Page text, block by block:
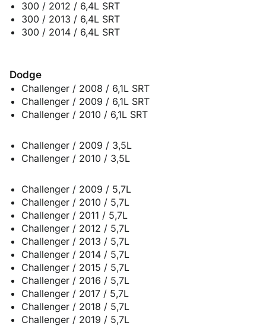
300 / 2012 / 6,4L SRT
300 / 2013 / 6,4L SRT
300 / 2014 / 6,4L SRT
Dodge
Challenger / 2008 / 6,1L SRT
Challenger / 2009 / 6,1L SRT
Challenger / 2010 / 6,1L SRT
Challenger / 2009 / 3,5L
Challenger / 2010 / 3,5L
Challenger / 2009 / 5,7L
Challenger / 2010 / 5,7L
Challenger / 2011 / 5,7L
Challenger / 2012 / 5,7L
Challenger / 2013 / 5,7L
Challenger / 2014 / 5,7L
Challenger / 2015 / 5,7L
Challenger / 2016 / 5,7L
Challenger / 2017 / 5,7L
Challenger / 2018 / 5,7L
Challenger / 2019 / 5,7L